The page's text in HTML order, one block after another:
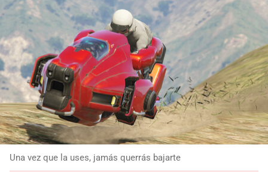
Una vez que la uses, jamás querrás bajarte